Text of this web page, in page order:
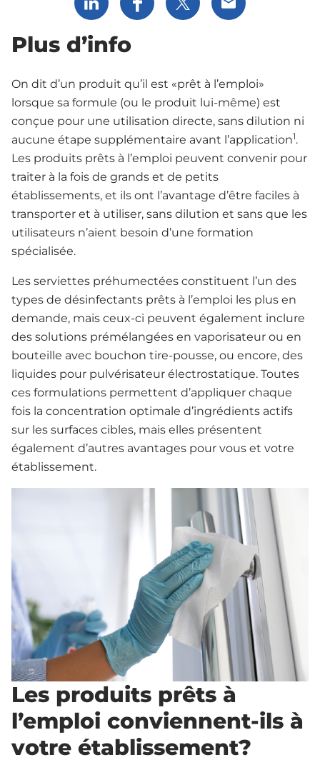
Share via LinkedIn
Share via Facebook
Share via XShare via Email
Plus d’info
On dit d’un produit qu’il est «prêt à l’emploi»
lorsque sa formule (ou le produit lui-même) est
conçue pour une utilisation directe, sans dilution ni
aucune étape supplémentaire avant l’application1.
Les produits prêts à l’emploi peuvent convenir pour
traiter à la fois de grands et de petits
établissements, et ils ont l’avantage d’être faciles à
transporter et à utiliser, sans dilution et sans que les
utilisateurs n’aient besoin d’une formation
spécialisée.
Les serviettes préhumectées constituent l’un des
types de désinfectants prêts à l’emploi les plus en
demande, mais ceux-ci peuvent également inclure
des solutions prémélangées en vaporisateur ou en
bouteille avec bouchon tire-pousse, ou encore, des
liquides pour pulvérisateur électrostatique. Toutes
ces formulations permettent d’appliquer chaque
fois la concentration optimale d’ingrédients actifs
sur les surfaces cibles, mais elles présentent
également d’autres avantages pour vous et votre
établissement.
Les produits prêts à
l’emploi conviennent-ils à
votre établissement?